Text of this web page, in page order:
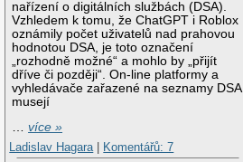
nařízení o digitálních službách (DSA).
Vzhledem k tomu, že ChatGPT i Roblox
oznámily počet uživatelů nad prahovou
hodnotou DSA, je toto označení
„rozhodně možné“ a mohlo by „přijít
dříve či později“. On-line platformy a
vyhledávače zařazené na seznamy DSA
musejí
…více »
Ladislav Hagara
Komentářů: 7